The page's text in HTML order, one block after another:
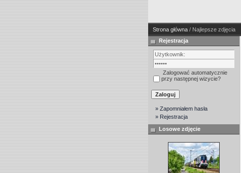
Strona główna / Najlepsze zdjęcia
Rejestracja
Zalogować automatycznie
przy następnej wizycie?
» Zapomniałem hasła
» Rejestracja
Losowe zdjęcie